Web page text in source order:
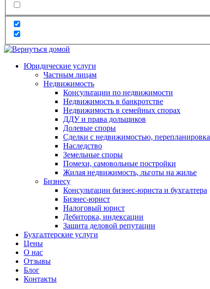
Юридические услуги
Частным лицам
Недвижимость
Консультации по недвижимости
Недвижимость в банкротстве
Недвижимость в семейных спорах
ДДУ и права дольщиков
Долевые споры
Сделки с недвижимостью, перепланировка
Наследство
Земельные споры
Помехи, самовольные постройки
Жилая недвижимость, льготы на жилье
Бизнесу
Консультации бизнес-юриста и бухгалтера
Бизнес-юрист
Налоговый юрист
Дебиторка, индексации
Защита деловой репутации
Бухгалтерские услуги
Цены
О нас
Отзывы
Блог
Контакты